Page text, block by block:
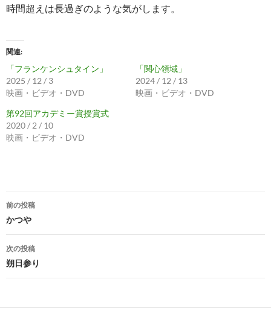
時間超えは長過ぎのような気がします。
関連
「フランケンシュタイン」
2025 / 12 / 3
映画・ビデオ・DVD
「関心領域」
2024 / 12 / 13
映画・ビデオ・DVD
第92回アカデミー賞授賞式
2020 / 2 / 10
映画・ビデオ・DVD
投
稿
ナ
ビ
ゲ
ー
前の投稿
かつや
次の投稿
朔日参り